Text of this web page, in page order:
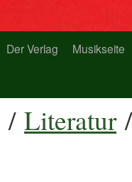
Der Verlag Musikseite
/ Literatur/